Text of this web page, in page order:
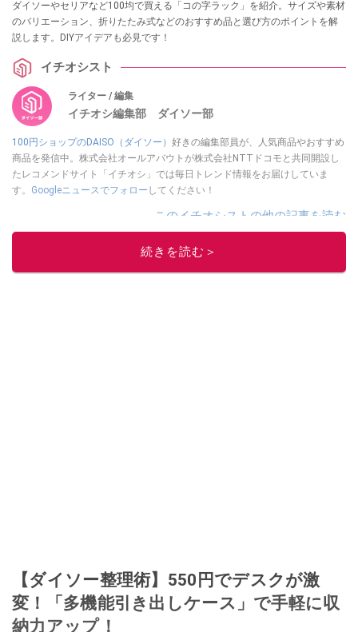
ダイソーやセリアなど100均で買える「コの字ラック」を紹介。サイズや素材
のバリエーション、折りたたみ式などのおすすめ品と選び方のポイントを解
説します。DIYアイデアも必見です！
イチオシスト
ライター / 編集
イチオシ編集部 ダイソー部
100円ショップのDAISO（ダイソー） 好きの編集部員が、人気商品やおすすめ
商品を発信中。株式会社オールアバウトが株式会社NTTドコモと共同開設し
たレコメンドサイト「イチオシ」では毎日トレンド情報をお届けしていま
す。 Googleニュースでフォロー してください！
このイチオシストの他の記事を読む
続きを読む＞
【ダイソー整理術】550円でデスクが激
変！「多機能引き出しケース」で手軽に収
納力アップ！